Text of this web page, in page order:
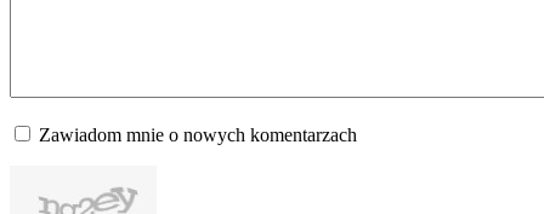
Zawiadom mnie o nowych komentarzach